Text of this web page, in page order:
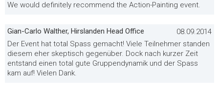
We would definitely recommend the Action-Painting event.
Gian-Carlo Walther, Hirslanden Head Office
08.09.2014
Der Event hat total Spass gemacht! Viele Teilnehmer standen
diesem eher skeptisch gegenüber. Dock nach kurzer Zeit
entstand einen total gute Gruppendynamik und der Spass
kam auf! Vielen Dank.